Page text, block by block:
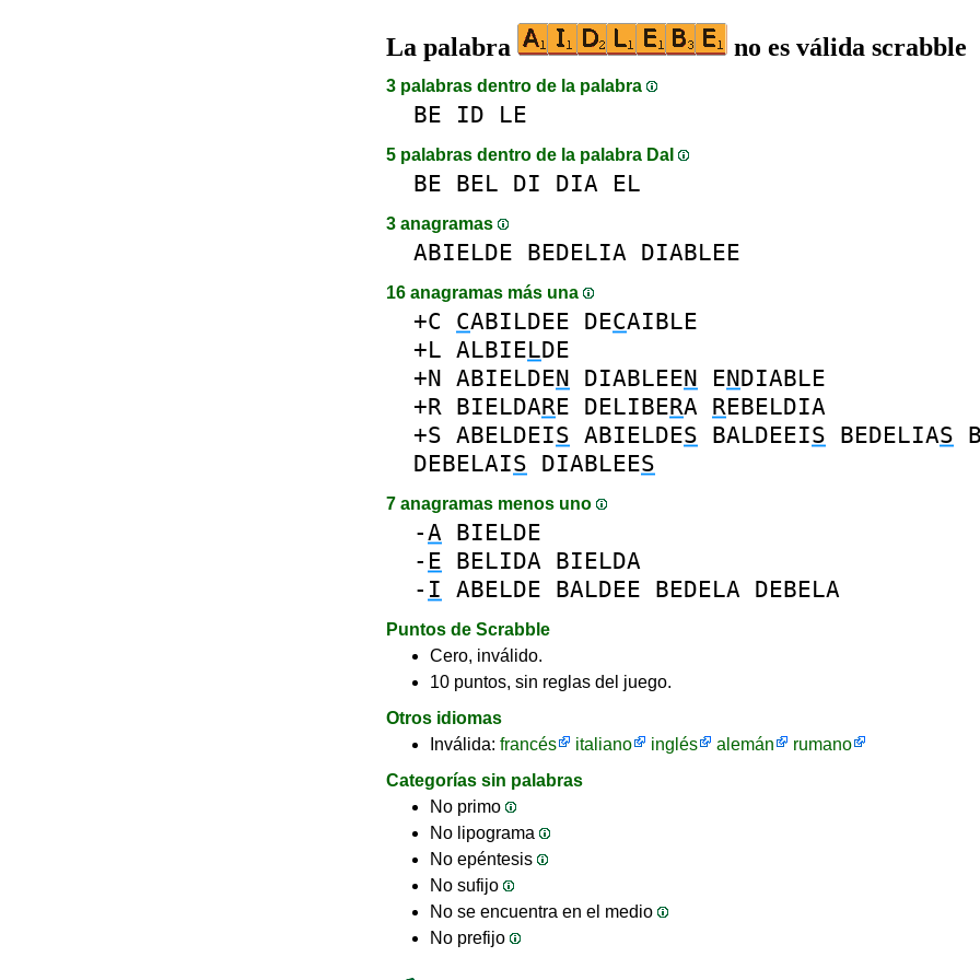
La palabra no es válida scrabble
3 palabras dentro de la palabra
BE ID LE
5 palabras dentro de la palabra DaI
BE BEL DI DIA EL
3 anagramas
ABIELDE BEDELIA DIABLEE
16 anagramas más una
+C CABILDEE DECAIBLE
+L ALBIELDE
+N ABIELDEN DIABLEEN ENDIABLE
+R BIELDARE DELIBERA REBELDIA
+S ABELDEIS ABIELDES BALDEEIS BEDELIAS
DEBELAIS DIABLEES
7 anagramas menos uno
-A BIELDE
- E BELIDA BIELDA
- I ABELDE BALDEE BEDELA DEBELA
Puntos de Scrabble
Cero, inválido.
10 puntos, sin reglas del juego.
Otros idiomas
Inválida: francés italiano inglés alemán
rumano
Categorías sin palabras
No primo
No lipograma
No epéntesis
No sufijo
No se encuentra en el medio
No prefijo